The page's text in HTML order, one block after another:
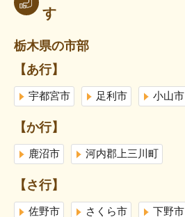
す
栃木県の市部
【あ行】
宇都宮市 足利市 小山市
【か行】
鹿沼市 河内郡上三川町
【さ行】
佐野市 さくら市 下野市